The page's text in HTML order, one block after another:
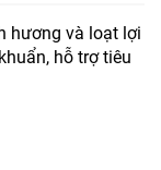
hương và loạt lợi
hỗ trợ tiêu